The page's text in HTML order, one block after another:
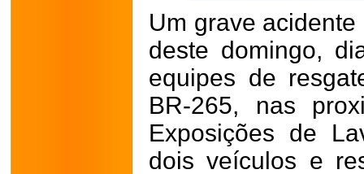
Um grave
deste domingo,
equipes de
BR-265, nas
Exposições de
dois veículos e